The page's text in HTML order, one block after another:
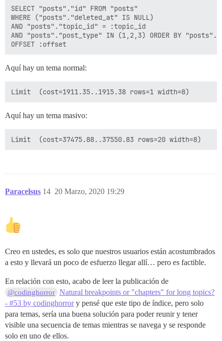
SELECT "posts"."id" FROM "posts"
WHERE ("posts"."deleted_at" IS NULL)
AND "posts"."topic_id" = :topic_id
AND "posts"."post_type" IN (1,2,3) ORDER BY
Aquí hay un tema normal:
Aquí hay un tema masivo:
Paracelsus 20 Marzo, 2020 19:29
14
Creo en ustedes, es solo que nuestros usuarios están acostumbrados
a esto y llevará un poco de esfuerzo llegar allí… pero es factible.
En relación con esto, acabo de leer la publicación de
@codinghorror Natural breakpoints or "chapters" for long topics?
- #53 by codinghorrory pensé que este tipo de índice, pero solo
para temas, sería una buena solución para poder reunir y tener
visible una secuencia de temas mientras se navega y se responde
solo en uno de ellos.